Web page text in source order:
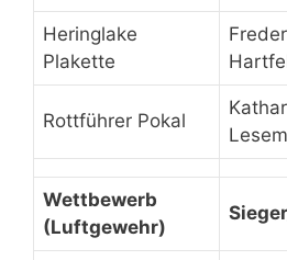
Heringlake
Plakette
Rottführer Pokal
Wettbewerb
(Luftgewehr)